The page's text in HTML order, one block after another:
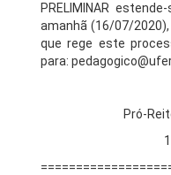
PRELIMINAR
amanhã (16/07/
que rege este
para:
Pró-